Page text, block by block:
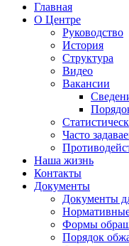
Главная
О Центре
Руководство
История
Структура
Видео
Вакансии
Часто
Наша жизнь
Контакты
Документы
Документы
Формы
Порядок